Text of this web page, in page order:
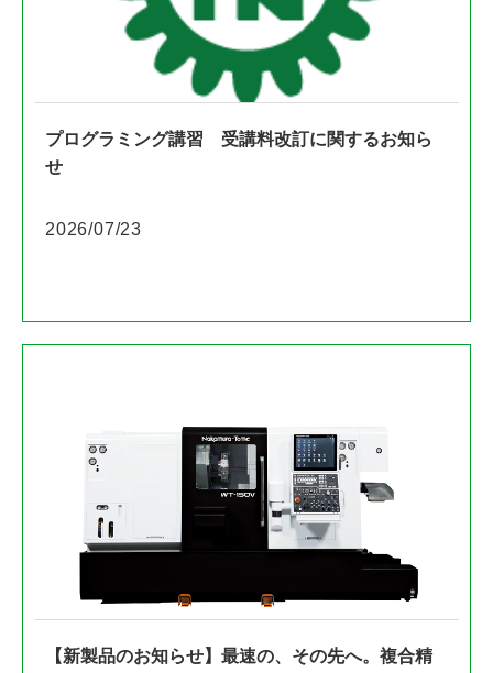
プログラミング講習 受講料改訂に関するお知ら
せ
2026/07/23
【新製品のお知らせ】最速の、その先へ。複合精